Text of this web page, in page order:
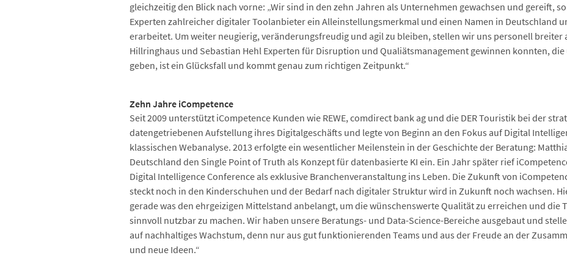
gleichzeitig den Blick nach vorne: „Wir sind in den zehn Jahren als Unternehmen gewachsen und gereift,
Experten zahlreicher digitaler Toolanbieter ein Alleinstellungsmerkmal und einen Namen in Deutschland
erarbeitet. Um weiter neugierig, veränderungsfreudig und agil zu bleiben, stellen wir uns personell breiter
Hillringhaus und Sebastian Hehl Experten für Disruption und Qualiätsmanagement gewinnen konnten,
geben, ist ein Glücksfall und kommt genau zum richtigen Zeitpunkt.“
Zehn Jahre iCompetence
Seit 2009 unterstützt iCompetence Kunden wie REWE, comdirect bank ag und die DER Touristik bei der
datengetriebenen Aufstellung ihres Digitalgeschäfts und legte von Beginn an den Fokus auf Digital
klassischen Webanalyse. 2013 erfolgte ein wesentlicher Meilenstein in der Geschichte der Beratung:
Deutschland den Single Point of Truth als Konzept für datenbasierte KI ein. Ein Jahr später rief
Digital Intelligence Conference als exklusive Branchenveranstaltung ins Leben. Die Zukunft von
steckt noch in den Kinderschuhen und der Bedarf nach digitaler Struktur wird in Zukunft noch wachsen.
gerade was den ehrgeizigen Mittelstand anbelangt, um die wünschenswerte Qualität zu erreichen und die
sinnvoll nutzbar zu machen. Wir haben unsere Beratungs- und Data-Science-Bereiche ausgebaut und
auf nachhaltiges Wachstum, denn nur aus gut funktionierenden Teams und aus der Freude an der
und neue Ideen.“